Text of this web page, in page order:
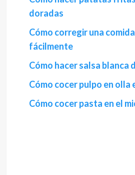
doradas
Cómo corregir una
fácilmente
Cómo hacer salsa blanca
Cómo cocer pulpo en olla
Cómo cocer pasta en el